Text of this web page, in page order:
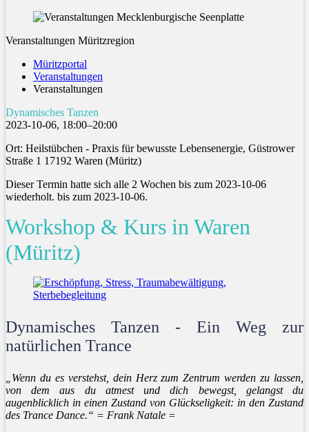
Veranstaltungen Müritzregion
Müritzportal
Veranstaltungen
Veranstaltungen
Dynamisches Tanzen
2023-10-06, 18:00–20:00
Ort: Heilstübchen - Praxis für bewusste Lebensenergie, Güstrower
Straße 1 17192 Waren (Müritz)
Dieser Termin hatte sich alle 2 Wochen bis zum 2023-10-06
wiederholt. bis zum 2023-10-06.
Workshop & Kurs in Waren
(Müritz)
Dynamisches Tanzen - Ein Weg zur
natürlichen Trance
„Wenn du es verstehst, dein Herz zum Zentrum werden zu lassen,
von dem aus du atmest und dich bewegst, gelangst du
augenblicklich in einen Zustand von Glückseligkeit: in den Zustand
des Trance Dance.“ = Frank Natale =